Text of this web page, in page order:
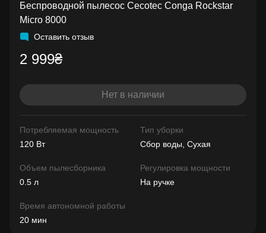
Беспроводной пылесос Cecotec Conga Rockstar
Micro 8000
Оставить отзыв
2 999₴
Нет в наличии
Потребляемая мощность
120 Вт
Тип уборки
Сбор воды, Сухая
Объем пылесборника
0.5 л
Регулировка мощности
На ручке
Время автономной работы
20 мин